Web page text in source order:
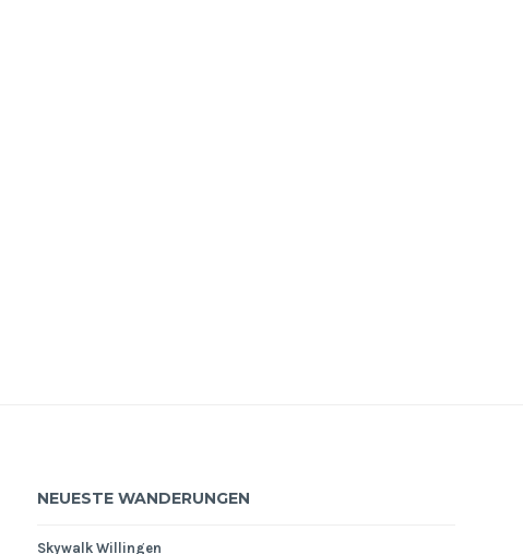
NEUESTE WANDERUNGEN
Skywalk Willingen